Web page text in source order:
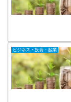
ビジネス・投資・起業